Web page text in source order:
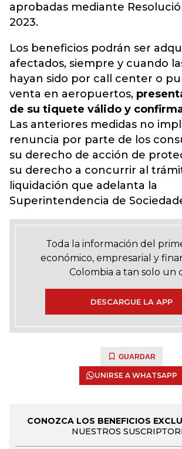
aprobadas mediante
2023.
Los beneficios podrán ser
afectados, siempre y cuando
hayan sido por call center o
venta en aeropuertos,
de su tiquete válido y
Las anteriores medidas no
renuncia por parte de los
su derecho de acción de
su derecho a concurrir al
liquidación que adelanta la
Superintendencia de
Toda la información del
económico, empresarial y
Colombia a tan solo un
DESCARGUE LA APP
GUARDAR
UNIRSE A WHATSAPP
CONOZCA LOS BENEFICIOS
NUESTROS